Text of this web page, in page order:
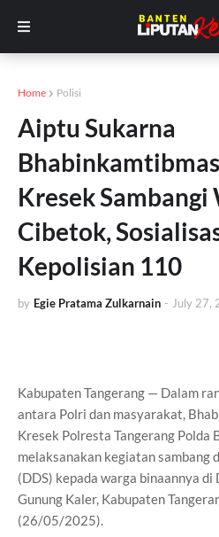
Home Polisi
Aiptu Sukarna
Kresek Sambangi
Cibetok,
Kepolisian 110
by Egie Pratama Zulkarnain - July 27,
Kabupaten Tangerang — Dalam
antara Polri dan masyarakat,
Kresek Polresta Tangerang Polda
melaksanakan kegiatan sambang
(DDS) kepada warga binaannya
Gunung Kaler, Kabupaten
(26/05/2025).